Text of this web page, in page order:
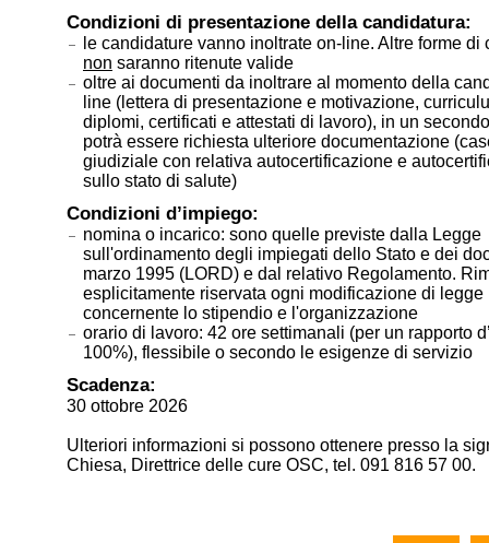
Condizioni di presentazione della candidatura:
le candidature vanno inoltrate on-line. Altre forme di
non saranno ritenute valide
oltre ai documenti da inoltrare al momento della
line (lettera di presentazione e motivazione,
diplomi, certificati e attestati di lavoro), in un
potrà essere richiesta ulteriore documentazione
giudiziale con relativa autocertificazione e
sullo stato di salute)
Condizioni d’impiego:
nomina o incarico: sono quelle previste dalla Legge
sull'ordinamento degli impiegati dello Stato e dei
marzo 1995 (LORD) e dal relativo Regolamento.
esplicitamente riservata ogni modificazione di legge
concernente lo stipendio e l'organizzazione
orario di lavoro: 42 ore settimanali (per un rapporto
100%), flessibile o secondo le esigenze di servizio
Scadenza:
30 ottobre 2026
Ulteriori informazioni si possono ottenere presso la
Chiesa, Direttrice delle cure OSC, tel. 091 816 57 00.